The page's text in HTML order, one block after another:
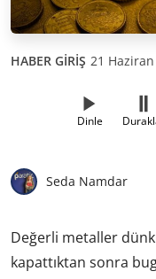
HABER GİRİŞ 21
Dinle
Seda Namdar
Değerli metaller
kapattıktan sonra